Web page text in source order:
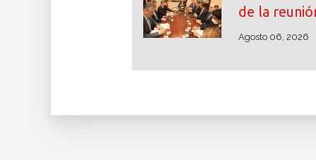
de la
Agosto 06, 2026